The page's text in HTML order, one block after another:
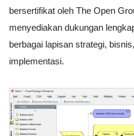
bersertifikat oleh The Open
menyediakan dukungan
berbagai lapisan strategi,
implementasi.